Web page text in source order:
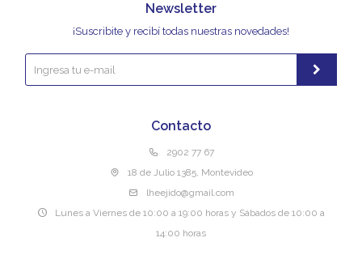
Contacto
2902 77 67
18 de Julio 1385, Montevideo
lheejido@gmail.com
Lunes a Viernes de 10:00 a 19:00 horas y Sábados de 10:00 a
14:00 horas
Newsletter
¡Suscribite y recibí todas nuestras novedades!